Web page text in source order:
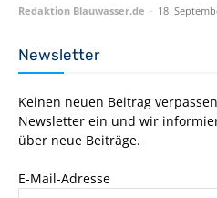
Redaktion Blauwasser.de - 18.
Newsletter
Keinen neuen Beitrag
Newsletter ein und wir
über neue Beiträge.
E-Mail-Adresse